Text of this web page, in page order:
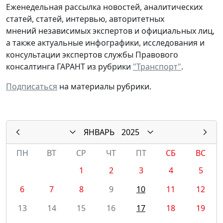
Еженедельная рассылка новостей, аналитических
статей, статей, интервью, авторитетных
мнений независимых экспертов и официальных лиц,
а также актуальные инфографики, исследования и
консультации экспертов службы Правового
консалтинга ГАРАНТ из рубрики "Транспорт".
Подписаться на материалы рубрики.
ЯНВАРЬ
2025
ПН
ВТ СР ЧТ ПТ СБ
ВС
1
2 3 4
5
6
7 8 9 10 11
12
13
14 15 16 17 18
19